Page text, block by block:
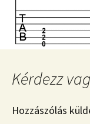
Kérdezz
Hozzászólás